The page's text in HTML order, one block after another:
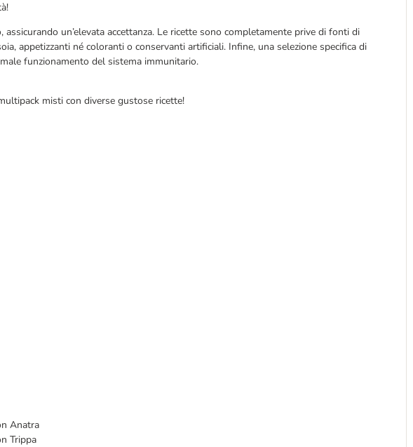
un’elevata accettanza. Le ricette sono completamente prive di fonti di
appetizzanti né coloranti o conservanti artificiali. Infine, una selezione specifica di
funzionamento del sistema immunitario.
misti con diverse gustose ricette!
Anatra
Trippa